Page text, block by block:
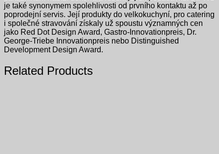
je také synonymem spolehlivosti od prvního kontaktu až po
poprodejní servis. Její produkty do velkokuchyní, pro catering
i společné stravování získaly už spoustu významných cen
jako Red Dot Design Award, Gastro-Innovationpreis, Dr.
George-Triebe Innovationpreis nebo Distinguished
Development Design Award.
Related Products